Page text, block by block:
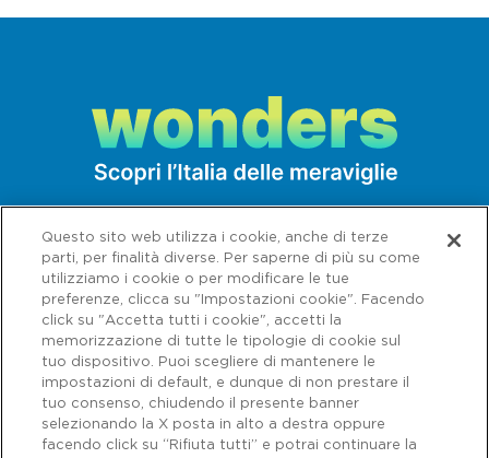
Questo sito web utilizza i cookie, anche di terze
parti, per finalità diverse. Per saperne di più su come
utilizziamo i cookie o per modificare le tue
preferenze, clicca su "Impostazioni cookie". Facendo
click su "Accetta tutti i cookie", accetti la
memorizzazione di tutte le tipologie di cookie sul
tuo dispositivo. Puoi scegliere di mantenere le
impostazioni di default, e dunque di non prestare il
tuo consenso, chiudendo il presente banner
selezionando la X posta in alto a destra oppure
facendo click su “Rifiuta tutti” e potrai continuare la